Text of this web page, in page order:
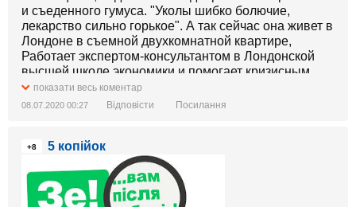
и съеденного гумуса. "Уколы шибко болючие,
лекарство сильно горькое". А так сейчас она живет в
Лондоне в съемной двухкомнатной квартире,
Работает экспертом-консультантом в Лондонской
высшей школе экономики и помогает кризисным
странам, как не стать Венесуэлой. А мы в 2014-2015
имели все шансы стать.
показати весь коментар
08.07.2020 00:27 Відповісти Посилання
+8 5 копійок